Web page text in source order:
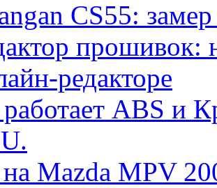
CS55:
прошивок:
редакторе
ABS и
Mazda MPV